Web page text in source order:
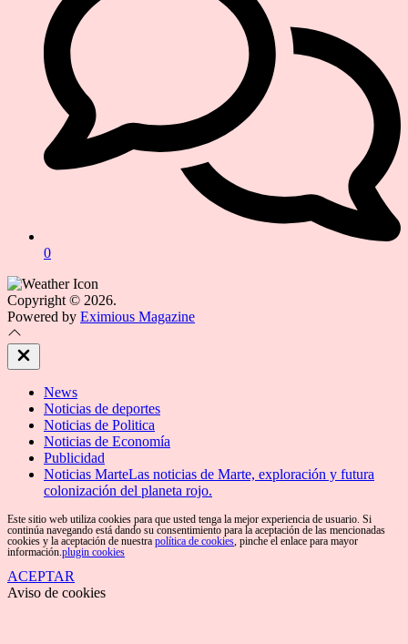
0
Copyright © 2026.
Powered by Eximious Magazine
Close
Off
News
Noticias de deportes
Noticias de Politica
Noticias de Economía
Publicidad
Noticias MarteLas noticias de Marte, exploración y futura
colonización del planeta rojo.
Este sitio web utiliza cookies para que usted tenga la mejor experiencia de usuario. Si
continúa navegando está dando su consentimiento para la aceptación de las mencionadas
cookies y la aceptación de nuestra política de cookies , pinche el enlace para mayor
información. plugin cookies
ACEPTAR
Aviso de cookies